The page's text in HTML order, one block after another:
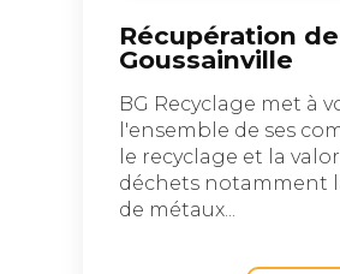
Récupération
Goussainville
BG Recyclage met à
l'ensemble de ses
le recyclage et la
déchets notamment
de métaux...